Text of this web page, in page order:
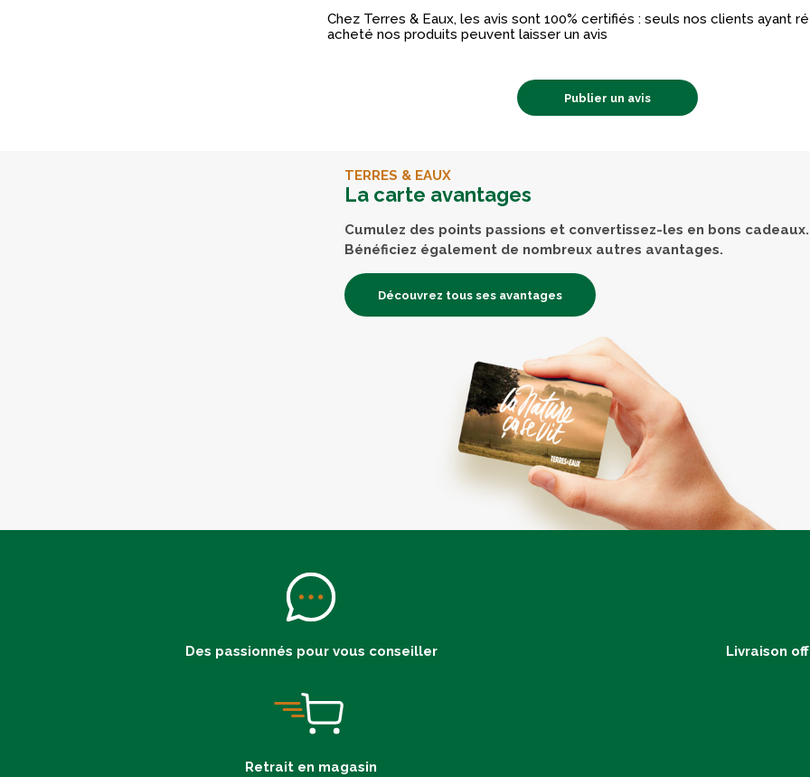
Chez Terres & Eaux, les avis sont 100% certifiés : seuls nos clients ayant
acheté nos produits peuvent laisser un avis
Publier un avis
TERRES & EAUX
La carte avantages
Cumulez des points passions et convertissez-les en bons cadeaux.
Bénéficiez également de nombreux autres avantages.
Découvrez tous ses avantages
Des passionnés pour vous conseiller Livraison
Retrait en magasin